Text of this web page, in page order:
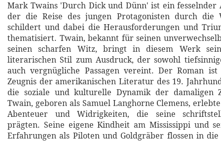
Mark Twains 'Durch Dick und Dünn' ist ein fesselnder
der die Reise des jungen Protagonisten durch die
schildert und dabei die Herausforderungen und
thematisiert. Twain, bekannt für seinen
seinen scharfen Witz, bringt in diesem Werk
literarischen Stil zum Ausdruck, der sowohl
auch vergnügliche Passagen vereint. Der Roman ist
Zeugnis der amerikanischen Literatur des 19.
die soziale und kulturelle Dynamik der damaligen
Twain, geboren als Samuel Langhorne Clemens,
Abenteuer und Widrigkeiten, die seine
prägten. Seine eigene Kindheit am Mississippi und
Erfahrungen als Piloten und Goldgräber flossen in